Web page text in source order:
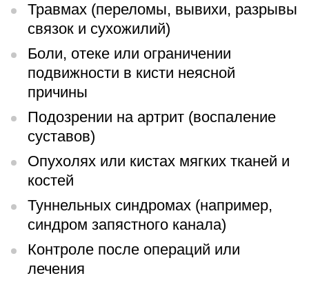
Администратор
+7 (4742) 72-73-31
Версия для слабовидящих
Травмах (переломы, вывихи, разрывы
связок и сухожилий)
Боли, отеке или ограничении
подвижности в кисти неясной
причины
Подозрении на артрит (воспаление
суставов)
Опухолях или кистах мягких тканей и
костей
Туннельных синдромах (например,
синдром запястного канала)
Контроле после операций или
лечения